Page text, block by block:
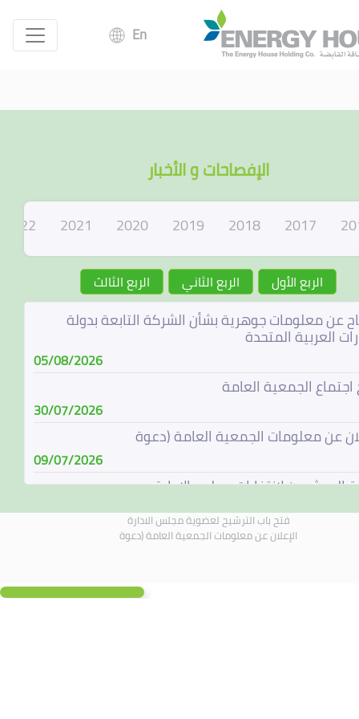
En
الإفصاحات و الأخبار
2017
2018
2019
2020
2021
2022
الربع الأول الربع الثاني الربع الثالث
عن معلومات جوهرية بشأن الشركة التابعة بدولة
العربية المتحدة
05/08/2026
اجتماع الجمعية العامة
30/07/2026
عن معلومات الجمعية العامة (دعوة
09/07/2026
المرشحين لإنتخابات مجلس الإدارة
08/07/2026
الترشيح لعضوية مجلس الادارة
فتح باب الترشيح لعضوية مجلس الادارة
الإعلان عن معلومات الجمعية العامة (دعوة